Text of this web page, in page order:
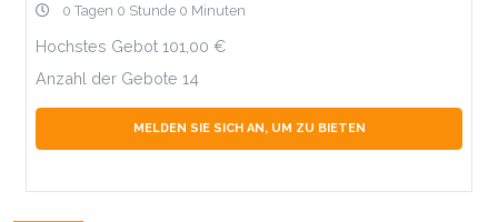
0 Tagen 0 Stunde 0 Minuten
Hochstes Gebot 101,00
Anzahl der Gebote 14
MELDEN SIE SICH AN, UM ZU BIETEN